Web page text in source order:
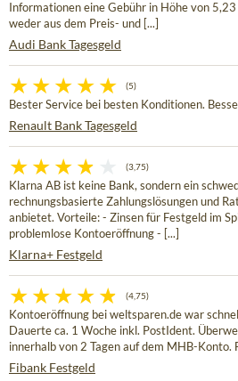
Informationen eine Gebühr in Höhe von
weder aus dem Preis- und [...]
Audi Bank Tagesgeld
(5)
Bester Service bei besten Konditionen.
Renault Bank Tagesgeld
(3,75)
Klarna AB ist keine Bank, sondern ein
rechnungsbasierte Zahlungslösungen und
anbietet. Vorteile: - Zinsen für Festgeld im
problemlose Kontoeröffnung - [...]
Klarna+ Festgeld
(4,75)
Kontoeröffnung bei weltsparen.de war
Dauerte ca. 1 Woche inkl. PostIdent.
innerhalb von 2 Tagen auf dem MHB-Konto.
Fibank Festgeld